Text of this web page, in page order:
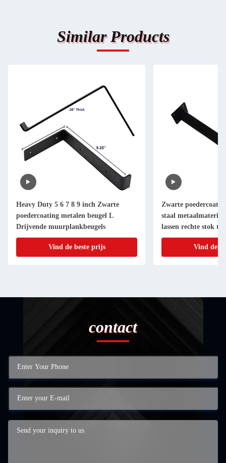
Similar Products
Heavy Duty 5 6 7 8 9 inch Zwarte
poedercoating metalen beugel L
Drijvende muurplankbeugels
Vind de beste prijs
Zwarte
staal
lassen rechte stok
ondersteuning
Vind de
contact